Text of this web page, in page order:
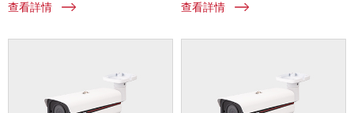
查看詳情 查看詳情